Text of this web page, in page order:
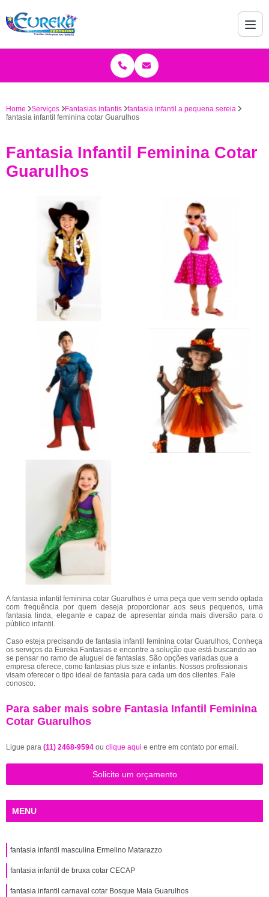
Home Serviços Fantasias infantis
fantasia infantil a pequena sereia
fantasia infantil feminina cotar Guarulhos
Fantasia Infantil Feminina Cotar
Guarulhos
A fantasia infantil feminina cotar Guarulhos é uma peça que vem sendo optada
com frequência por quem deseja proporcionar aos seus pequenos, uma
fantasia linda, elegante e capaz de apresentar ainda mais diversão para o
público infantil.
Caso esteja precisando de fantasia infantil feminina cotar Guarulhos, Conheça
os serviços da Eureka Fantasias e encontre a solução que está buscando ao
se pensar no ramo de aluguel de fantasias. São opções variadas que a
empresa oferece, como fantasias plus size e infantis. Nossos profissionais
visam oferecer o tipo ideal de fantasia para cada um dos clientes. Fale
conosco.
Para saber mais sobre Fantasia Infantil Feminina
Cotar Guarulhos
Ligue para (11) 2468-9594 ou clique aqui e entre em contato por email.
Solicite um orçamento
MENU
fantasia infantil masculina Ermelino Matarazzo
fantasia infantil de bruxa cotar CECAP
fantasia infantil carnaval cotar Bosque Maia Guarulhos